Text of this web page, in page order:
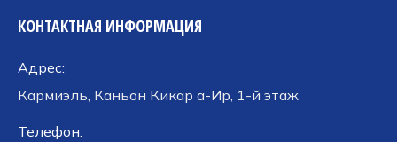
КОНТАКТНАЯ ИНФОРМАЦИЯ
Адрес:
Кармиэль, Каньон Кикар а-Ир, 1-й этаж
Телефон: